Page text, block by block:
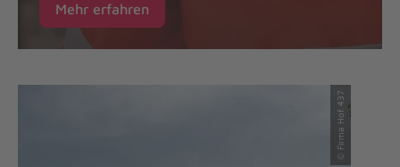
Mehr erfahren
© Firma Hof 437